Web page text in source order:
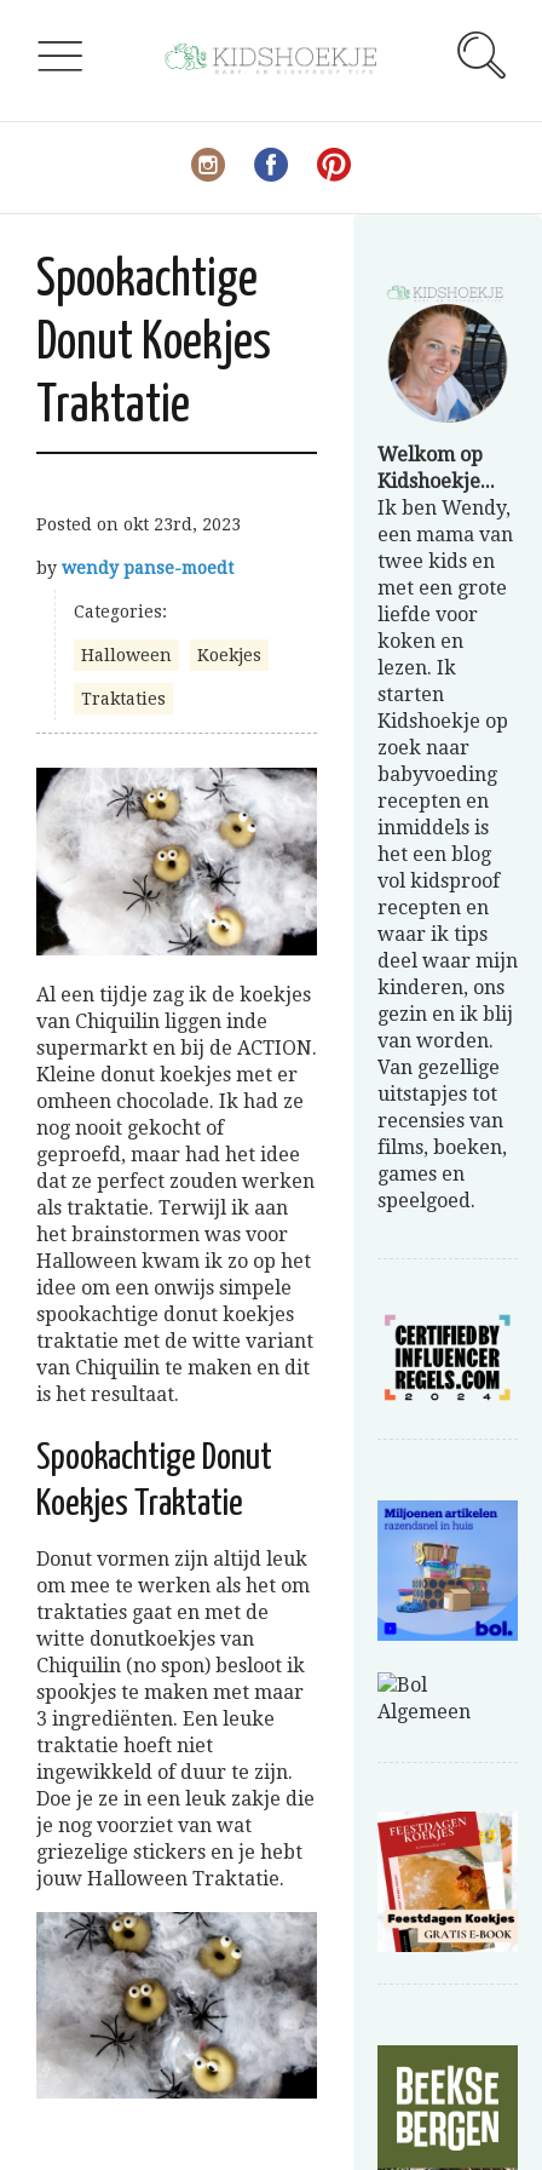
Spookachtige
Donut Koekjes
Traktatie
Posted on okt 23rd, 2023
by wendy panse-moedt
Categories:
Halloween Koekjes
Traktaties
Al een tijdje zag ik de koekjes
van Chiquilin liggen inde
supermarkt en bij de ACTION.
Kleine donut koekjes met er
omheen chocolade. Ik had ze
nog nooit gekocht of
geproefd, maar had het idee
dat ze perfect zouden werken
als traktatie. Terwijl ik aan
het brainstormen was voor
Halloween kwam ik zo op het
idee om een onwijs simpele
spookachtige donut koekjes
traktatie met de witte variant
van Chiquilin te maken en dit
is het resultaat.
Spookachtige Donut
Koekjes Traktatie
Donut vormen zijn altijd leuk
om mee te werken als het om
traktaties gaat en met de
witte donutkoekjes van
Chiquilin (no spon) besloot ik
spookjes te maken met maar
3 ingrediënten. Een leuke
traktatie hoeft niet
ingewikkeld of duur te zijn.
Doe je ze in een leuk zakje die
je nog voorziet van wat
griezelige stickers en je hebt
jouw Halloween Traktatie.
Welkom op
Kidshoekje...
Ik ben Wendy,
een mama van
twee kids en
met een grote
liefde voor
koken en
lezen. Ik
starten
Kidshoekje op
zoek naar
babyvoeding
recepten en
inmiddels is
het een blog
vol kidsproof
recepten en
waar ik tips
deel waar mijn
kinderen, ons
gezin en ik blij
van worden.
Van gezellige
uitstapjes tot
recensies van
films, boeken,
games en
speelgoed.